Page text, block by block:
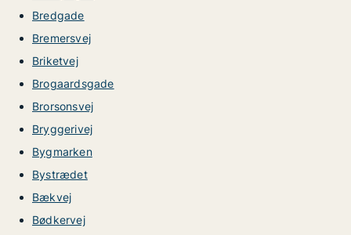
Bredgade
Bremersvej
Briketvej
Brogaardsgade
Brorsonsvej
Bryggerivej
Bygmarken
Bystrædet
Bækvej
Bødkervej